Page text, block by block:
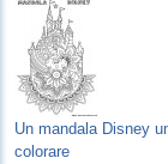
Un mandala Disney
colorare